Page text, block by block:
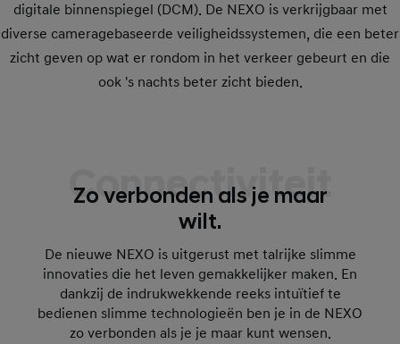
digitale binnenspiegel (DCM). De NEXO is verkrijgbaar met
diverse cameragebaseerde veiligheidssystemen, die een beter
zicht geven op wat er rondom in het verkeer gebeurt en die
ook 's nachts beter zicht bieden.
Connectiviteit
Zo verbonden als je maar
wilt.
De nieuwe NEXO is uitgerust met talrijke slimme
innovaties die het leven gemakkelijker maken. En
dankzij de indrukwekkende reeks intuïtief te
bedienen slimme technologieën ben je in de NEXO
zo verbonden als je je maar kunt wensen.